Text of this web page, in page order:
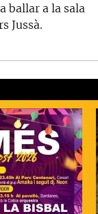
ballar a la sala
Jussà.